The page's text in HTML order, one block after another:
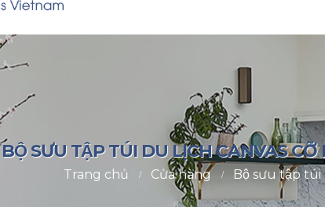
BỘ SƯU TẬP TÚI DU LỊCH CANVAS
Trang chủ Cửa hàng Bộ sưu tập túi